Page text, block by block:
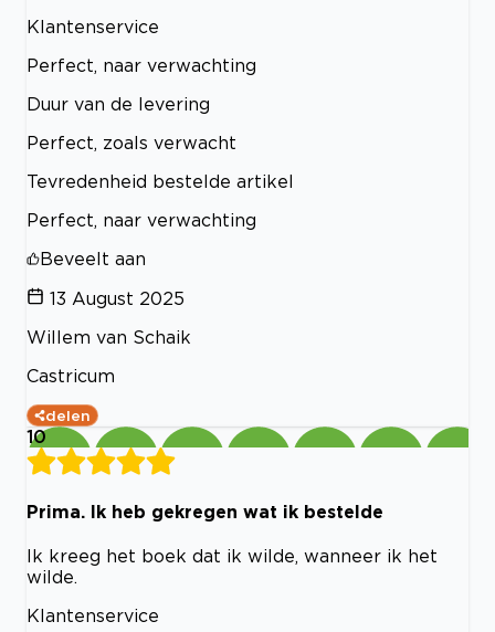
Klantenservice
Perfect, naar verwachting
Duur van de levering
Perfect, zoals verwacht
Tevredenheid bestelde artikel
Perfect, naar verwachting
Beveelt aan
13 August 2025
Willem van Schaik
Castricum
delen
10
Prima. Ik heb gekregen wat ik bestelde
Ik kreeg het boek dat ik wilde, wanneer ik het
wilde.
Klantenservice